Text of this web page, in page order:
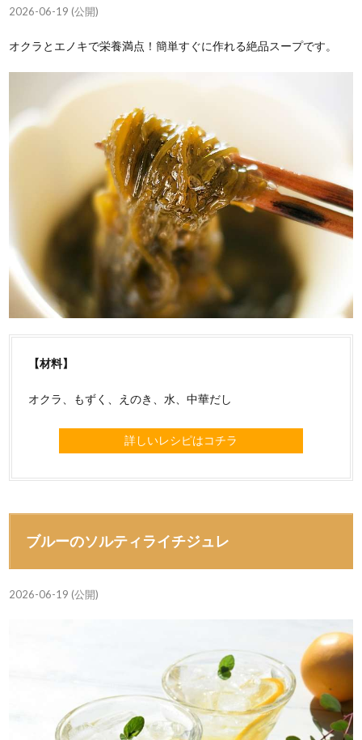
2026-06-19 (公開)
オクラとエノキで栄養満点！簡単すぐに作れる絶品スープです。
【材料】
オクラ、もずく、えのき、水、中華だし
詳しいレシピはコチラ
ブルーのソルティライチジュレ
2026-06-19 (公開)